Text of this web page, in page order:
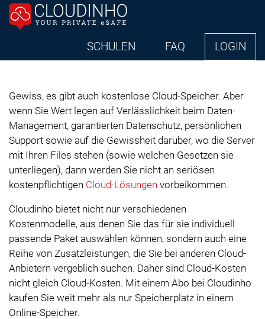
SCHULEN FAQ LOGIN
Gewiss, es gibt auch kostenlose Cloud-Speicher. Aber
wenn Sie Wert legen auf Verlässlichkeit beim Daten-
Management, garantierten Datenschutz, persönlichen
Support sowie auf die Gewissheit darüber, wo die Server
mit Ihren Files stehen (sowie welchen Gesetzen sie
unterliegen), dann werden Sie nicht an seriösen
kostenpflichtigen Cloud-Lösungen vorbeikommen.
Cloudinho bietet nicht nur verschiedenen
Kostenmodelle, aus denen Sie das für sie individuell
passende Paket auswählen können, sondern auch eine
Reihe von Zusatzleistungen, die Sie bei anderen Cloud-
Anbietern vergeblich suchen. Daher sind Cloud-Kosten
nicht gleich Cloud-Kosten. Mit einem Abo bei Cloudinho
kaufen Sie weit mehr als nur Speicherplatz in einem
Online-Speicher.